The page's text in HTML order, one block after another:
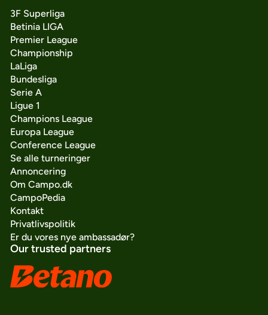
3F Superliga
Betinia LIGA
Premier League
Championship
LaLiga
Bundesliga
Serie A
Ligue 1
Champions League
Europa League
Conference League
Se alle turneringer
Annoncering
Om Campo.dk
CampoPedia
Kontakt
Privatlivspolitik
Er du vores nye ambassadør?
Our trusted partners